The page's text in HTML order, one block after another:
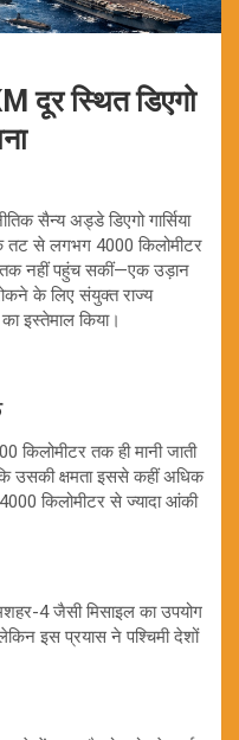
दूर स्थित डिएगो
सैन्य अड्डे डिएगो गार्सिया
तट से लगभग 4000 किलोमीटर
तक नहीं पहुंच सकीं—एक उड़ान
के लिए संयुक्त राज्य
इस्तेमाल किया।
तक ही मानी जाती
उसकी क्षमता इससे कहीं अधिक
किलोमीटर से ज्यादा आंकी
4 जैसी मिसाइल का उपयोग
इस प्रयास ने पश्चिमी देशों